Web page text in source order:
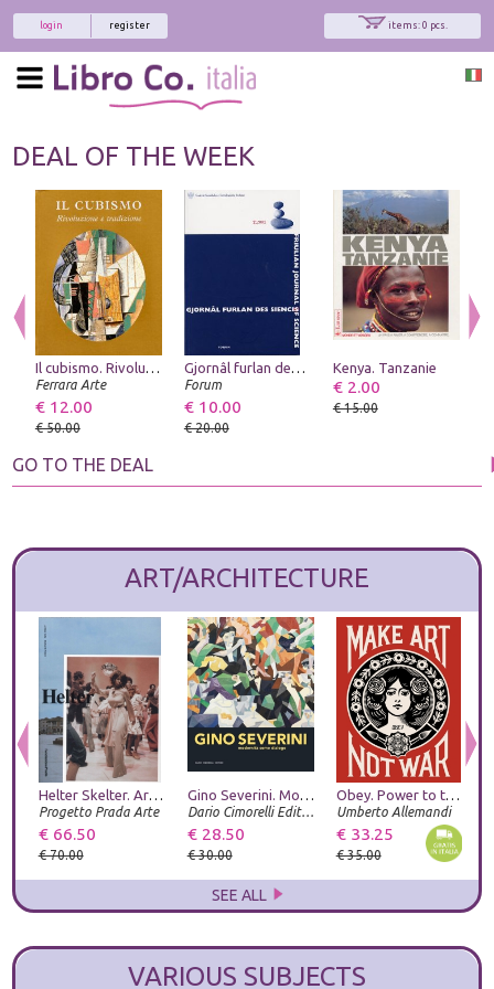
items: 0 pcs.
register
login
DEAL OF THE WEEK
Il cubismo. Rivoluzione e tradizione
Ferrara Arte
€ 12.00
€ 50.00
Gjornâl furlan des siencis - Friulian Journal of Science. 2/2002
Forum
€ 10.00
€ 20.00
Kenya. Tanzanie
€ 2.00
€ 15.00
GO TO THE DEAL
ART/ARCHITECTURE
Helter Skelter. Arthur Jafa and Richard Prince
Progetto Prada Arte
€ 66.50
€ 70.00
Gino Severini. Modernità come dialogo
Dario Cimorelli Editore
€ 28.50
€ 30.00
Obey. Power to the peaceful. Ediz. italiana
Umberto Allemandi
€ 33.25
€ 35.00
SEE ALL
VARIOUS SUBJECTS